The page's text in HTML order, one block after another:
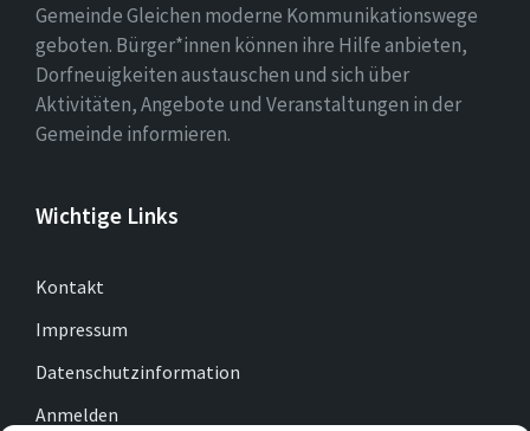
Gemeinde Gleichen moderne Kommunikationswege
geboten. Bürger*innen können ihre Hilfe anbieten,
Dorfneuigkeiten austauschen und sich über
Aktivitäten, Angebote und Veranstaltungen in der
Gemeinde informieren.
Wichtige Links
Kontakt
Impressum
Datenschutzinformation
Anmelden